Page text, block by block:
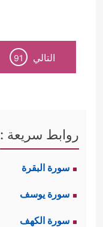
التالي 91
روابط سريعة :
سورة البقرة
سورة يوسف
سورة الكهف